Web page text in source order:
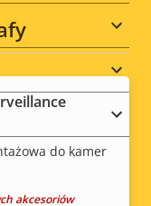
do kamer
akcesoriów